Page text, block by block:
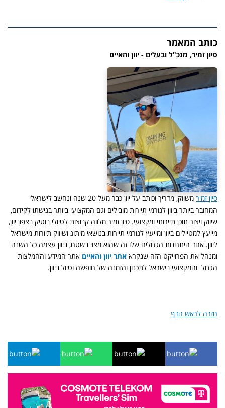
כותב המאמר
סיון זמיר, מנכ"ל ובעלים - יוון והאיים
סיון זמיר
משווק, מדריך וכותב על יוון כבר מעל 20 שנה ונחשב לישראלי
המחובר ביותר ביוון לגורמי תיירות מובילים וגם המקצועי ביותר בגישתו לקידום,
שיווק ויצור תוכן תיירותי ומקצועי. סיון זמיר מלווה קבוצות לטיולי בוטיק בצפון יוון,
מייעץ למטיילים ביוון ומייעץ לגורמי תיירות בנושאי מיתוג ושיווק תיורות מישראל
ליוון. אחד היתרונות הגדולים שלו זה שהוא מצוי בשטח, ביוון עצמה כל השנה
ומנהל את הפרוייקט הזה שנקרא אתר יוון והאיים אתר המידע וההמלצות
הגדול והמקצועי בישראל לתכנון והזמנה של חופשה וטיול ביוון.
חזרה לראש הדף